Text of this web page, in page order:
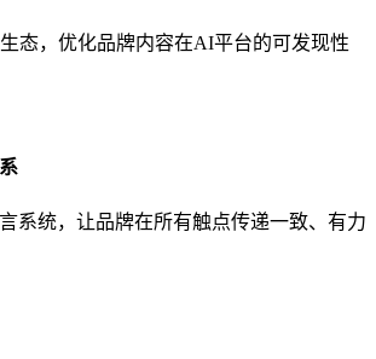
态，优化品牌内容在AI平台的可发现性
系统，让品牌在所有触点传递一致、有力